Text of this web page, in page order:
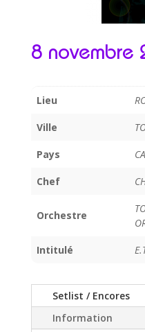
8 novembre
Lieu
Ville
Pays
Chef
Orchestre
Intitulé
Setlist / Encores
Information